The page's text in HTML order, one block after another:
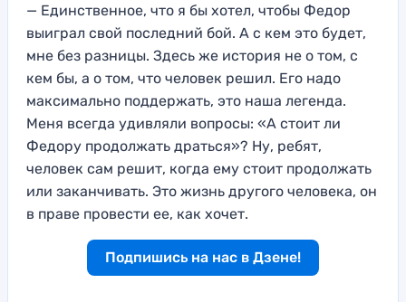
— Единственное, что я бы хотел, чтобы Федор
выиграл свой последний бой. А с кем это будет,
мне без разницы. Здесь же история не о том, с
кем бы, а о том, что человек решил. Его надо
максимально поддержать, это наша легенда.
Меня всегда удивляли вопросы: «А стоит ли
Федору продолжать драться»? Ну, ребят,
человек сам решит, когда ему стоит продолжать
или заканчивать. Это жизнь другого человека, он
в праве провести ее, как хочет.
Подпишись на нас в Дзене!